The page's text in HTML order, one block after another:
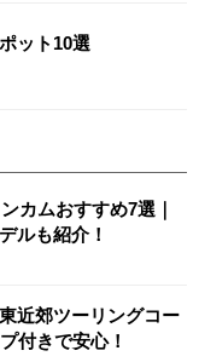
ット10選
カムおすすめ7選｜
ルも紹介！
近郊ツーリングコー
付きで安心！